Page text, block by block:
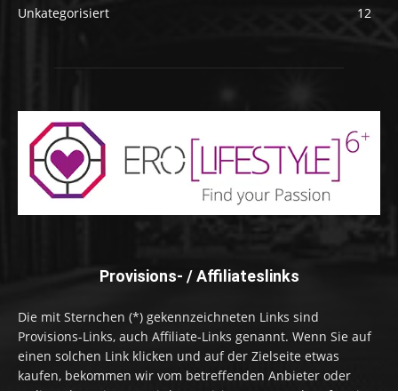
Unkategorisiert
12
Provisions- / Affiliateslinks
Die mit Sternchen (*) gekennzeichneten Links sind
Provisions-Links, auch Affiliate-Links genannt. Wenn Sie auf
einen solchen Link klicken und auf der Zielseite etwas
kaufen, bekommen wir vom betreffenden Anbieter oder